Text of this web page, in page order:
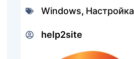
Windows, Настройка
help2site